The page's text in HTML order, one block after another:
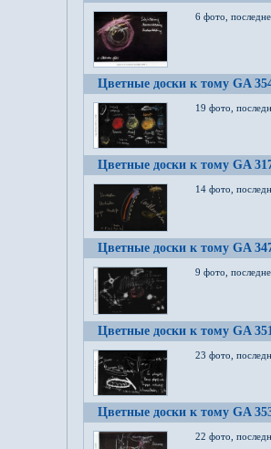
6 фото,
Цветные доски к тому GA
19 фото,
Цветные доски к тому GA
14 фото,
Цветные доски к тому GA
9 фото,
Цветные доски к тому GA
23 фото,
Цветные доски к тому GA
22 фото,